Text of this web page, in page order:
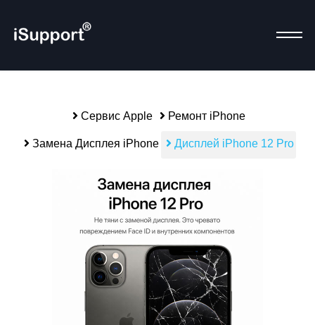
Сервис Apple Ремонт iPhone
Замена Дисплея iPhone Дисплей iPhone 12 Pro